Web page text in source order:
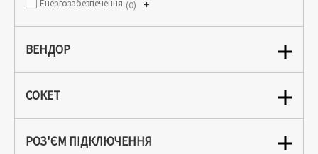
Енергозабезпечення +
0
ВЕНДОР
СОКЕТ
РОЗ'ЄМ ПІДКЛЮЧЕННЯ